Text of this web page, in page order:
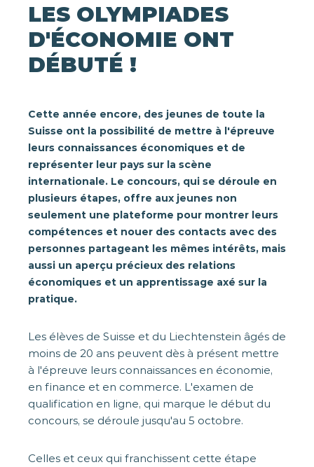
LES OLYMPIADES
D'ÉCONOMIE ONT
DÉBUTÉ !
Cette année encore, des jeunes de toute la
Suisse ont la possibilité de mettre à l'épreuve
leurs connaissances économiques et de
représenter leur pays sur la scène
internationale. Le concours, qui se déroule en
plusieurs étapes, offre aux jeunes non
seulement une plateforme pour montrer leurs
compétences et nouer des contacts avec des
personnes partageant les mêmes intérêts, mais
aussi un aperçu précieux des relations
économiques et un apprentissage axé sur la
pratique.
Les élèves de Suisse et du Liechtenstein âgés de
moins de 20 ans peuvent dès à présent mettre
à l'épreuve leurs connaissances en économie,
en finance et en commerce. L'examen de
qualification en ligne, qui marque le début du
concours, se déroule jusqu'au 5 octobre.
Celles et ceux qui franchissent cette étape